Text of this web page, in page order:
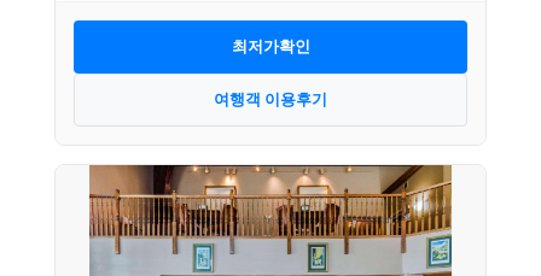
최저가확인
여행객 이용후기